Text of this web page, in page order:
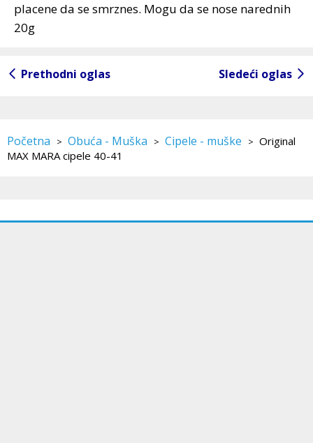
placene da se smrznes. Mogu da se nose narednih
20g
Prethodni oglas Sledeći oglas
Početna > Obuća - Muška > Cipele - muške > Original
MAX MARA cipele 40-41